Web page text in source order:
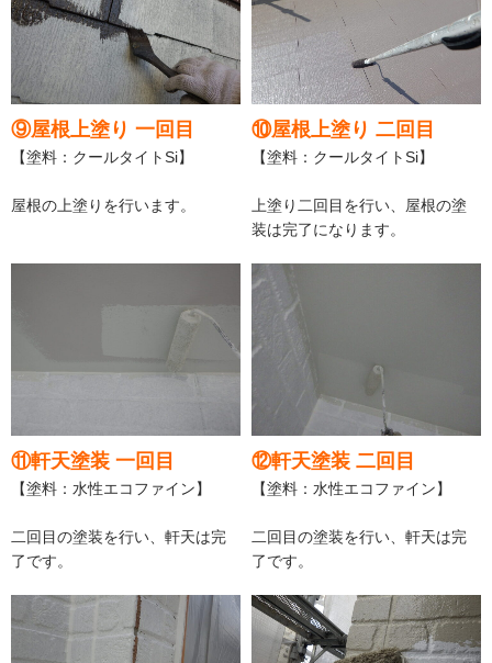
⑨屋根上塗り 一回目
【塗料：クールタイトSi】
屋根の上塗りを行います。
⑩屋根上塗り 二回目
【塗料：クールタイトSi】
上塗り二回目を行い、屋根の塗
装は完了になります。
⑪軒天塗装 一回目
【塗料：水性エコファイン】
二回目の塗装を行い、軒天は完
了です。
⑫軒天塗装 二回目
【塗料：水性エコファイン】
二回目の塗装を行い、軒天は完
了です。